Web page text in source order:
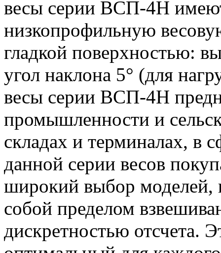
весы серии ВСП-4Н
низкопрофильную
гладкой поверхностью:
угол наклона 5° (для
весы серии ВСП-4Н
промышленности и
складах и терминалах, в
данной серии весов
широкий выбор моделей,
собой пределом
дискретностью отсчета.